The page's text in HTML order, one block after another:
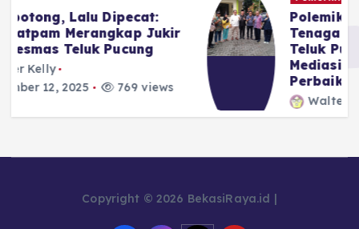
3
Polemik Pemotongan Gaji
Tenaga Keamanan Puskesmas
Teluk Pucung Berakhir Damai:
Mediasi, Kompensasi, dan Janji
Perbaikan
November 11, 2025
708 views